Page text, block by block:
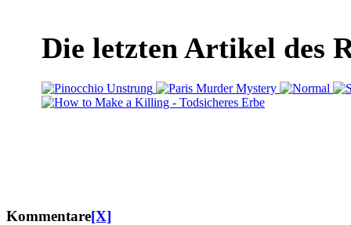
Die letzten Artikel des
Kommentare[X]